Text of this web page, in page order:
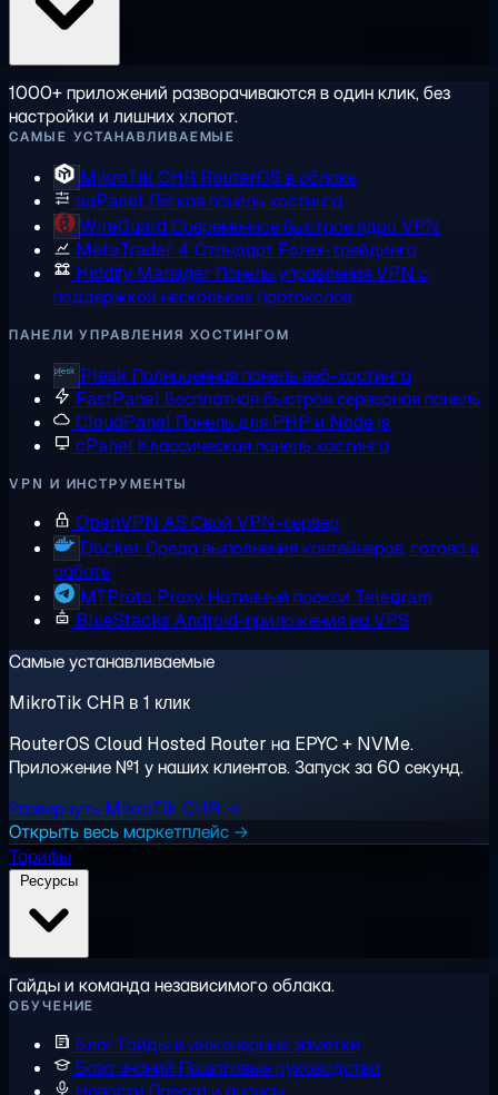
1000+ приложений разворачиваются в один клик, без
настройки и лишних хлопот.
САМЫЕ УСТАНАВЛИВАЕМЫЕ
MikroTik CHR RouterOS в облаке
aaPanelЛёгкая панель хостинга
WireGuard Современное быстрое ядро VPN
MetaTrader 4 Стандарт Forex-трейдинга
Hiddify Manager Панель управления VPN с
поддержкой нескольких протоколов
ПАНЕЛИ УПРАВЛЕНИЯ ХОСТИНГОМ
Plesk Полноценная панель веб-хостинга
FastPanelБесплатная быстрая серверная панель
CloudPanel Панель для PHP и Node.js
cPanelКлассическая панель хостинга
VPN И ИНСТРУМЕНТЫ
OpenVPN AS Свой VPN-сервер
Docker Среда выполнения контейнеров, готова к
работе
MTProto ProxyНативный прокси Telegram
BlueStacks Android-приложения на VPS
Самые устанавливаемые
MikroTik CHR в 1 клик
RouterOS Cloud Hosted Router на EPYC + NVMe.
Приложение №1 у наших клиентов. Запуск за 60 секунд.
Развернуть MikroTik CHR →
Открыть весь маркетплейс →
Тарифы
Гайды и команда независимого облака.
ОБУЧЕНИЕ
Блог Гайды и инженерные заметки
База знаний Пошаговые руководства